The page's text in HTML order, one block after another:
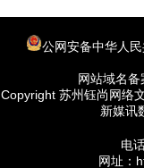
公网安备中华人
网站域名
Copyright 苏州钰尚网络
新媒讯
电
网址：